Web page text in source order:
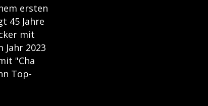
ersten
45 Jahre
mit
2023
"Cha
Top-